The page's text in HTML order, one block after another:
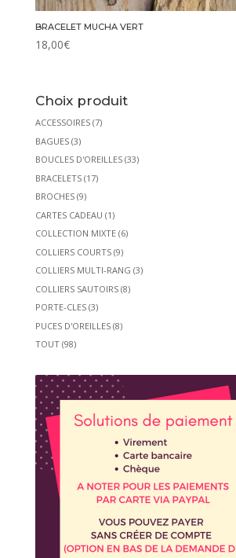
BRACELET MUCHA VERT
18,00€
Choix produit
ACCESSOIRES (7)
BAGUES (3)
BOUCLES D'OREILLES (33)
BRACELETS (17)
BROCHES (9)
CARTES CADEAU (1)
COLLECTION MIXTE (6)
COLLIERS COURTS (9)
COLLIERS MULTI-RANG (3)
COLLIERS SAUTOIRS (8)
PORTE-CLES (3)
PUCES D'OREILLES (8)
TOUT (98)